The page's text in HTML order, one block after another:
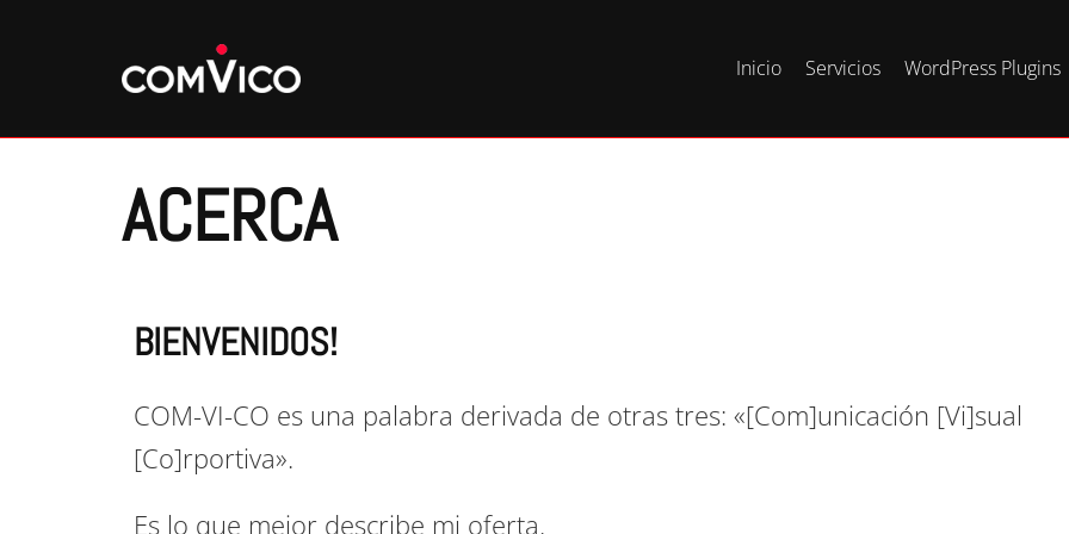
Inicio Servicios WordPress Plugins
ACERCA
BIENVENIDOS!
COM-VI-CO es una palabra derivada de otras tres: «[Com]unicación [Vi]sual
[Co]rportiva».
Es lo que mejor describe mi oferta.